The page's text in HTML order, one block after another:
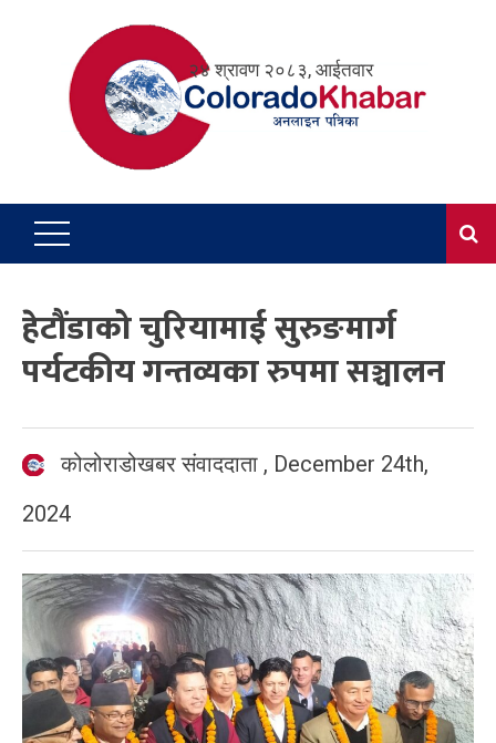
२४ श्रावण २०८३, आईतवार
हेटौंडाको चुरियामाई सुरुङमार्ग
पर्यटकीय गन्तव्यका रुपमा सञ्चालन
कोलोराडोखबर संवाददाता , December 24th,
2024